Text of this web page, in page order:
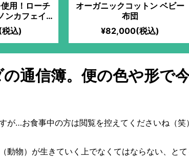
用！ローチ
ンカフェイ
ッツ】
込)
オーガニックコットン ベビー
布団
¥82,000(税込)
通信簿。便の色や形で
が…お食事中の方は閲覧を控えてくださいね（笑）
動物）が生きていく上でなくてはならない、と